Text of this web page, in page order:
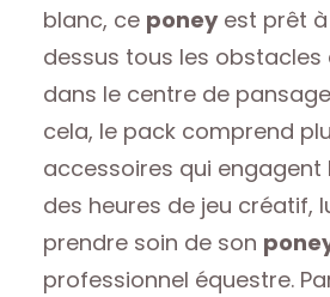
blanc, ce poneyest prêt
dessus tous les obstacles
dans le centre de
cela, le pack comprend
accessoires qui engagent
des heures de jeu créatif,
prendre soin de son
professionnel équestre.